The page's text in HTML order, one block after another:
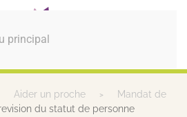
principal
Aider un proche
Mandat de
du statut de personne